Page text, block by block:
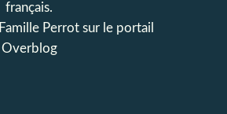
français.
Famille Perrotsur le portail
Overblog